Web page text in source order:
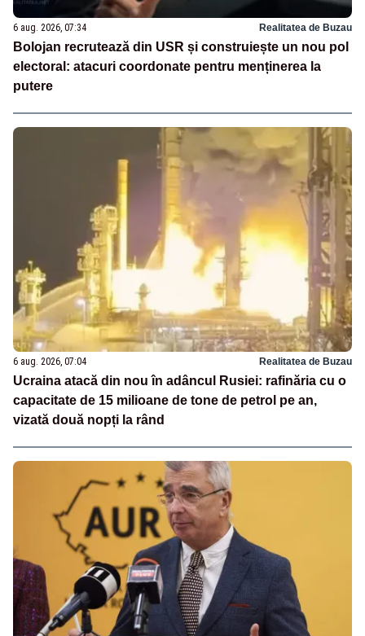
6 aug. 2026, 07:34 Realitatea de Buzau
Bolojan recrutează din USR și construiește un nou pol
electoral: atacuri coordonate pentru menținerea la
putere
6 aug. 2026, 07:04 Realitatea de Buzau
Ucraina atacă din nou în adâncul Rusiei: rafinăria cu o
capacitate de 15 milioane de tone de petrol pe an,
vizată două nopți la rând